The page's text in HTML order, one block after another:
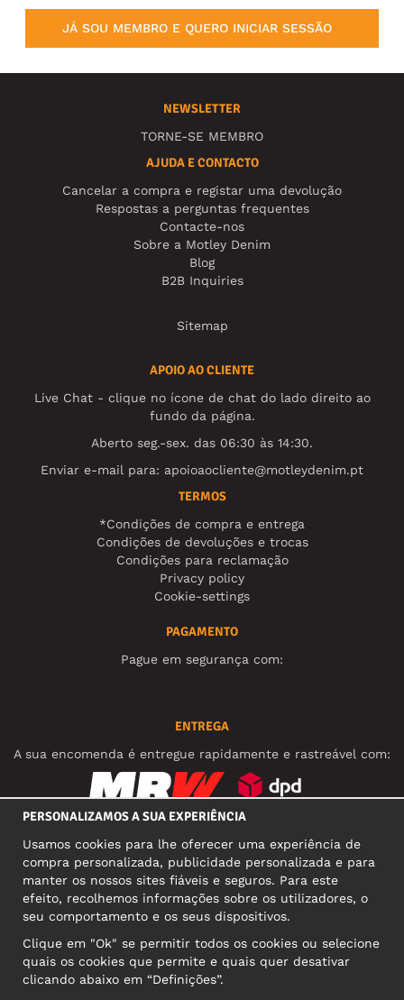
JÁ SOU MEMBRO E QUERO INICIAR SESSÃO
NEWSLETTER
TORNE-SE MEMBRO
AJUDA E CONTACTO
Cancelar a compra e registar uma devolução
Respostas a perguntas frequentes
Contacte-nos
Sobre a Motley Denim
Blog
B2B Inquiries
Sitemap
APOIO AO CLIENTE
Live Chat - clique no ícone de chat do lado direito ao
fundo da página.
Aberto seg.-sex. das 06:30 às 14:30.
Enviar e-mail para: apoioaocliente@motleydenim.pt
TERMOS
*Condições de compra e entrega
Condições de devoluções e trocas
Condições para reclamação
Privacy policy
Cookie-settings
PAGAMENTO
Pague em segurança com:
ENTREGA
A sua encomenda é entregue rapidamente e rastreável com:
MORADA COMERCIAL
Narva mnt 5, EE-10117 Tallinn
Reg: 12356245
PERSONALIZAMOS A SUA EXPERIÊNCIA
Usamos cookies para lhe oferecer uma experiência de
compra personalizada, publicidade personalizada e para
manter os nossos sites fiáveis e seguros. Para este
efeito, recolhemos informações sobre os utilizadores, o
seu comportamento e os seus dispositivos.
Clique em "Ok" se permitir todos os cookies ou selecione
quais os cookies que permite e quais quer desativar
clicando abaixo em “Definições”.